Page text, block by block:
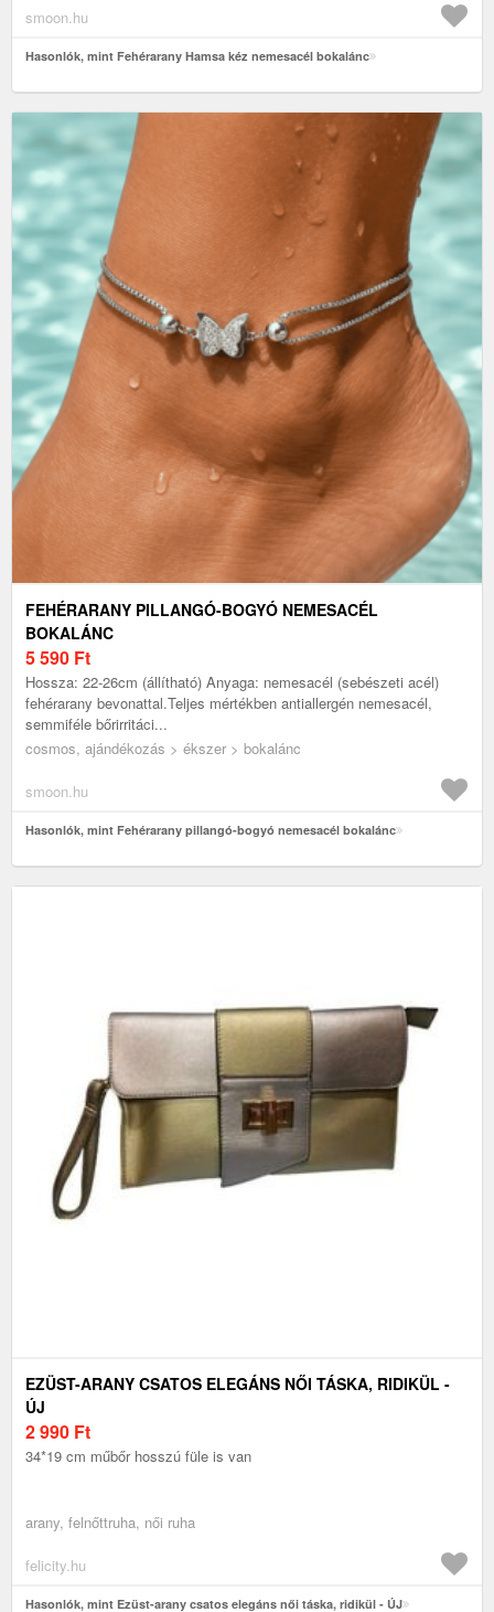
smoon.hu
Hasonlók, mint Fehérarany Hamsa kéz nemesacél bokalánc
FEHÉRARANY PILLANGÓ-BOGYÓ NEMESACÉL
BOKALÁNC
5 590 Ft
Hossza: 22-26cm (állítható) Anyaga: nemesacél (sebészeti acél)
fehérarany bevonattal.Teljes mértékben antiallergén nemesacél,
semmiféle bőrirritáci...
cosmos, ajándékozás > ékszer > bokalánc
smoon.hu
Hasonlók, mint Fehérarany pillangó-bogyó nemesacél bokalánc
EZÜST-ARANY CSATOS ELEGÁNS NŐI TÁSKA, RIDIKÜL -
ÚJ
2 990 Ft
34*19 cm műbőr hosszú füle is van
arany, felnőttruha, női ruha
felicity.hu
Hasonlók, mint Ezüst-arany csatos elegáns női táska, ridikül - ÚJ